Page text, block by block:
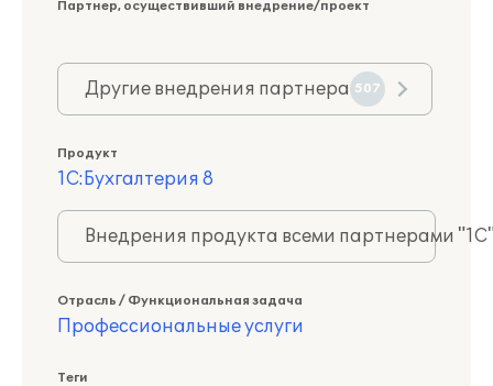
Партнер, осуществивший внедрение/проект
Другие внедрения партнера 507
Продукт
1С:Бухгалтерия 8
Внедрения продукта всеми партнерами
Отрасль / Функциональная задача
Профессиональные услуги
Теги